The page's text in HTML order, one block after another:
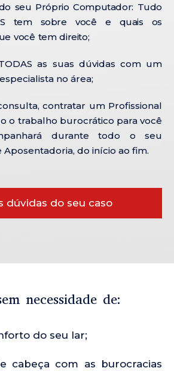
seu Próprio Computador: Tudo
tem sobre você e quais os
você tem direito;
as suas dúvidas com um
no área;
contratar um Profissional
o trabalho burocrático para você
durante todo o seu
Aposentadoria, do início ao fim.
dúvidas do seu caso
necessidade de:
do seu lar;
cabeça com as burocracias